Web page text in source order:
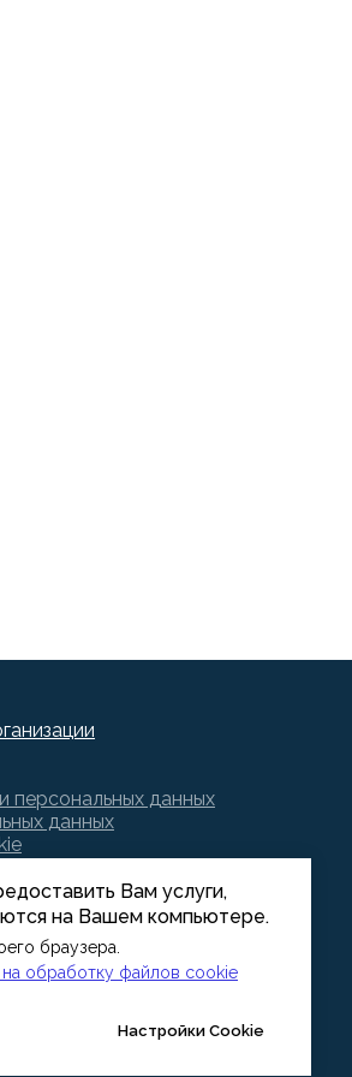
Вам услуги,
на Вашем компьютере.
браузера.
на обработку файлов cookie
Настройки Cookie
персональных данных
данных